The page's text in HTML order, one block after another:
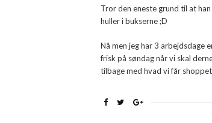
Tror den eneste grund til at
huller i bukserne ;D
Nå men jeg har 3 arbejdsdage
frisk på søndag når vi skal
tilbage med hvad vi får shoppet